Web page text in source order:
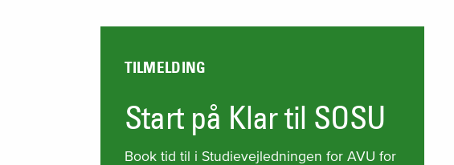
TILMELDING
Start på Klar til SOSU
Book tid til i Studievejledningen for AVU for